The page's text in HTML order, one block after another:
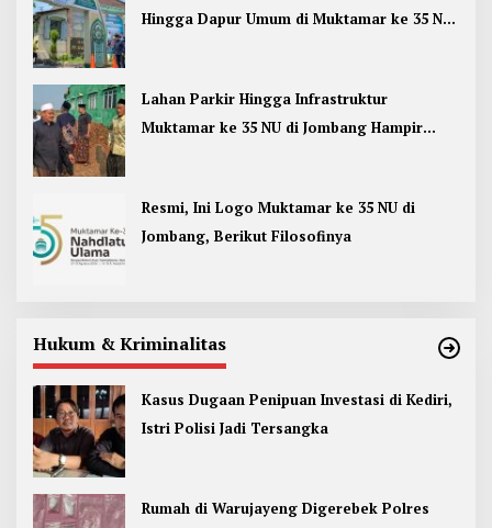
Hingga Dapur Umum di Muktamar ke 35 NU
Lahan Parkir Hingga Infrastruktur
Muktamar ke 35 NU di Jombang Hampir
Resmi, Ini Logo Muktamar ke 35 NU di
Jombang, Berikut Filosofinya
Hukum & Kriminalitas
Kasus Dugaan Penipuan Investasi di Kediri,
Istri Polisi Jadi Tersangka
Rumah di Warujayeng Digerebek Polres